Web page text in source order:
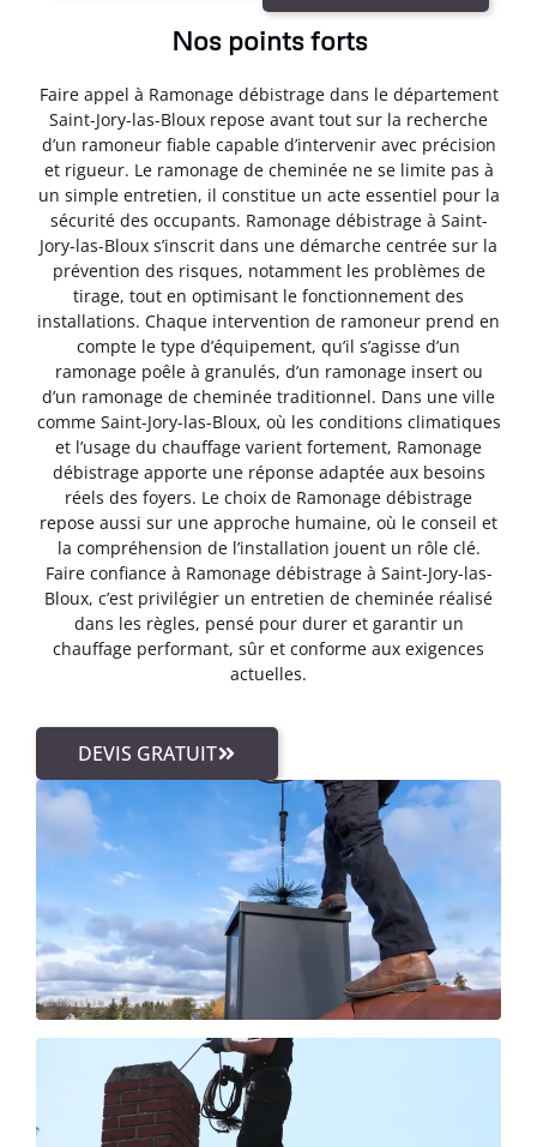
Nos points forts
Faire appel à Ramonage débistrage dans le département
Saint-Jory-las-Bloux repose avant tout sur la recherche
d’un ramoneur fiable capable d’intervenir avec précision
et rigueur. Le ramonage de cheminée ne se limite pas à
un simple entretien, il constitue un acte essentiel pour la
sécurité des occupants. Ramonage débistrage à Saint-
Jory-las-Bloux s’inscrit dans une démarche centrée sur la
prévention des risques, notamment les problèmes de
tirage, tout en optimisant le fonctionnement des
installations. Chaque intervention de ramoneur prend en
compte le type d’équipement, qu’il s’agisse d’un
ramonage poêle à granulés, d’un ramonage insert ou
d’un ramonage de cheminée traditionnel. Dans une ville
comme Saint-Jory-las-Bloux, où les conditions climatiques
et l’usage du chauffage varient fortement, Ramonage
débistrage apporte une réponse adaptée aux besoins
réels des foyers. Le choix de Ramonage débistrage
repose aussi sur une approche humaine, où le conseil et
la compréhension de l’installation jouent un rôle clé.
Faire confiance à Ramonage débistrage à Saint-Jory-las-
Bloux, c’est privilégier un entretien de cheminée réalisé
dans les règles, pensé pour durer et garantir un
chauffage performant, sûr et conforme aux exigences
actuelles.
DEVIS GRATUIT